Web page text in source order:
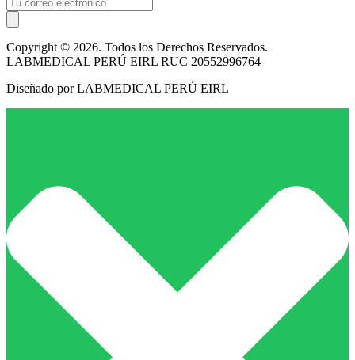
Copyright © 2026. Todos los Derechos Reservados.
LABMEDICAL PERÚ EIRL RUC 20552996764
Diseñado por LABMEDICAL PERÚ EIRL